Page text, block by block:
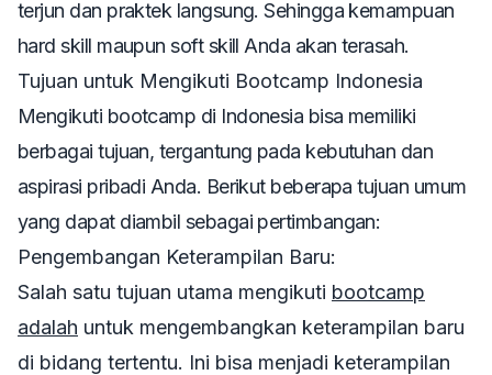
terjun dan praktek langsung. Sehingga kemampuan
hard skill maupun soft skill Anda akan terasah.
Tujuan untuk Mengikuti Bootcamp Indonesia
Mengikuti bootcamp di Indonesia bisa memiliki
berbagai tujuan, tergantung pada kebutuhan dan
aspirasi pribadi Anda. Berikut beberapa tujuan umum
yang dapat diambil sebagai pertimbangan:
Pengembangan Keterampilan Baru:
Salah satu tujuan utama mengikuti bootcamp
adalah untuk mengembangkan keterampilan baru
di bidang tertentu. Ini bisa menjadi keterampilan